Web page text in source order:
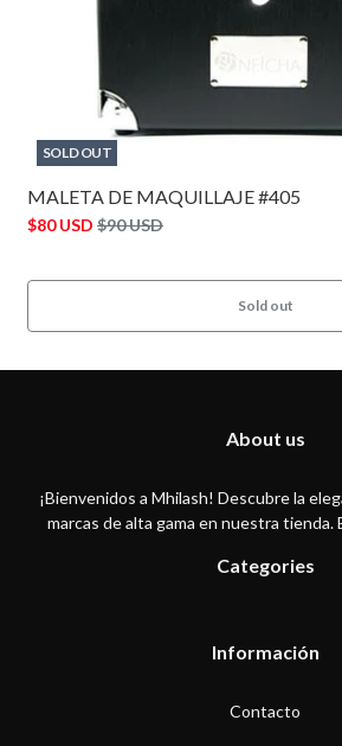
SOLD OUT
MALETA DE MAQUILLAJE #405
$80 USD $90 USD
Sold out
About us
¡Bienvenidos a Mhilash! Descubre la
marcas de alta gama en nuestra tienda.
Categories
Información
Contacto